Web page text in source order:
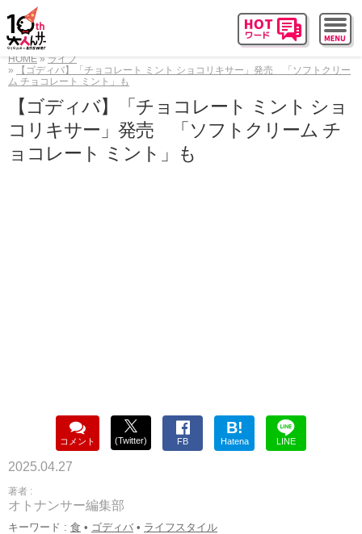
HOME
ライフ
【ゴディバ】「チョコレート ミント ショコリキサー」発売 「ソフトクリー
ム チョコレート ミント」も
【ゴディバ】「チョコレート ミント ショ
コリキサー」発売 「ソフトクリーム チ
ョコレート ミント」も
コメント (Twitter) FB
B!
Hatena LINE
2025.04.27
著者 :
オトナンサー編集部
キーワード : 食 • ゴディバ • ライフスタイル